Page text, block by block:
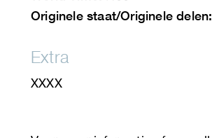
Originele staat/Originele delen:
Extra
XXXX